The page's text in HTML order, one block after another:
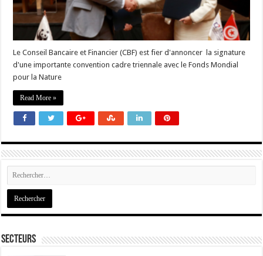
Le Conseil Bancaire et Financier (CBF) est fier d'annoncer la signature
d'une importante convention cadre triennale avec le Fonds Mondial
pour la Nature
Read More »
Secteurs